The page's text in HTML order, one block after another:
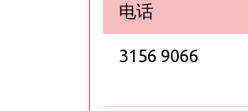
电话
3156 9066